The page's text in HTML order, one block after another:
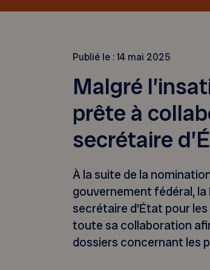
Publié le :14 mai 2025
Malgré
prête à
secrétaire
À la suite de la
gouvernement fédéral,
secrétaire d’État pour
toute sa collaboration
dossiers concernant les